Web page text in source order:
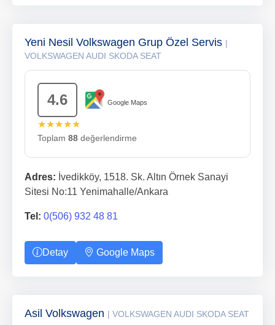
Yeni Nesil Volkswagen Grup Özel Servis |
VOLKSWAGEN AUDI SKODA SEAT
4.6 Google Maps
★★★★★
Toplam 88 değerlendirme
Adres: İvedikköy, 1518. Sk. Altın Örnek Sanayi
Sitesi No:11 Yenimahalle/Ankara
Tel: 0(506) 932 48 81
Detay Google Maps
Asil Volkswagen | VOLKSWAGEN AUDI SKODA SEAT